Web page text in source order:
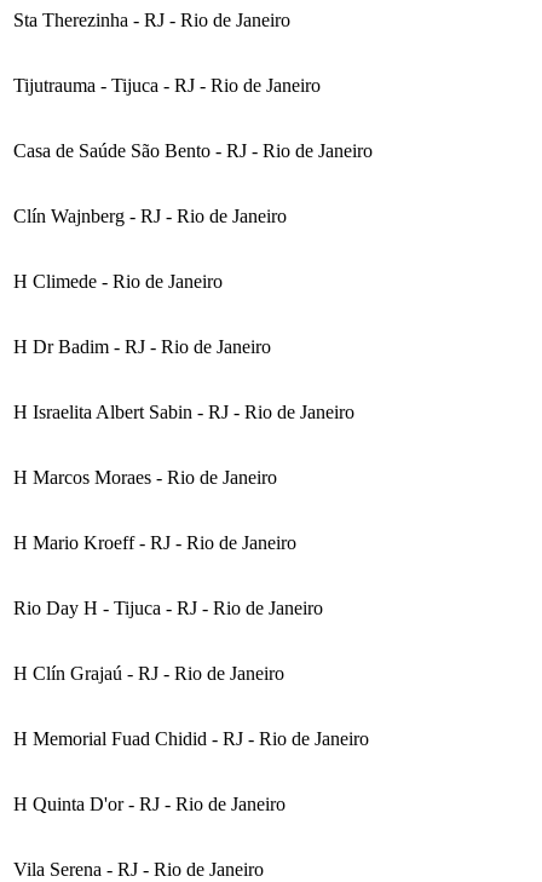
Sta Therezinha - RJ - Rio de Janeiro
Tijutrauma - Tijuca - RJ - Rio de Janeiro
Casa de Saúde São Bento - RJ - Rio de Janeiro
Clín Wajnberg - RJ - Rio de Janeiro
H Climede - Rio de Janeiro
H Dr Badim - RJ - Rio de Janeiro
H Israelita Albert Sabin - RJ - Rio de Janeiro
H Marcos Moraes - Rio de Janeiro
H Mario Kroeff - RJ - Rio de Janeiro
Rio Day H - Tijuca - RJ - Rio de Janeiro
H Clín Grajaú - RJ - Rio de Janeiro
H Memorial Fuad Chidid - RJ - Rio de Janeiro
H Quinta D'or - RJ - Rio de Janeiro
Vila Serena - RJ - Rio de Janeiro